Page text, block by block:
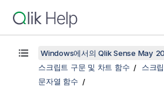
Windows에서의 Qlik Sense May
스크립트 구문 및 차트 함수
스크
문자열 함수